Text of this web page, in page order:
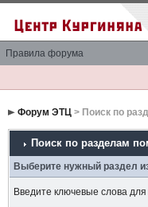
Правила форума
Форум ЭТЦ> Поиск по
Поиск по разделам
Выберите нужный раздел
Введите ключевые слова для